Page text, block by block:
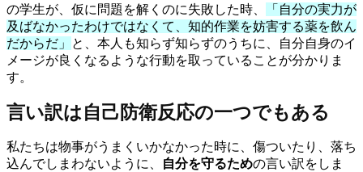
の学生が、仮に問題を解くのに失敗した時、
「自分の実力が
及ばなかったわけではなくて、知的作業を妨害する薬を飲ん
だからだ」
と、本人も知らず知らずのうちに、自分自身のイ
メージが良くなるような行動を取っていることが分かりま
す。
言い訳は自己防衛反応の一つでもある
私たちは物事がうまくいかなかった時に、傷ついたり、落ち
込んでしまわないように、
自分を守るための言い訳をしま